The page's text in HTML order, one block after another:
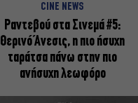
CINE NEWS
Ραντεβού στα Σινεμά #5:
Θερινό Άνεσις, η πιο ήσυχη
ταράτσα πάνω στην πιο
ανήσυχη λεωφόρο